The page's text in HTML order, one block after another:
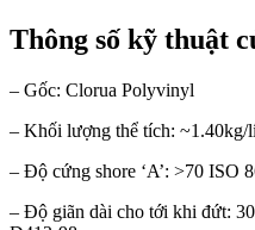
Thông số kỹ thuật
– Gốc: Clorua Polyvinyl
– Khối lượng thể tích: ~1.40kg/
– Độ cứng shore ‘A’: >70 ISO
– Độ giãn dài cho tới khi đứt: